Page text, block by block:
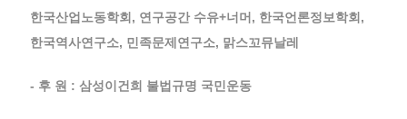
한국산업노동학회, 연구공간 수유+너머, 한국언론정보학회,
한국역사연구소, 민족문제연구소, 맑스꼬뮤날레
- 후 원 : 삼성이건희 불법규명 국민운동